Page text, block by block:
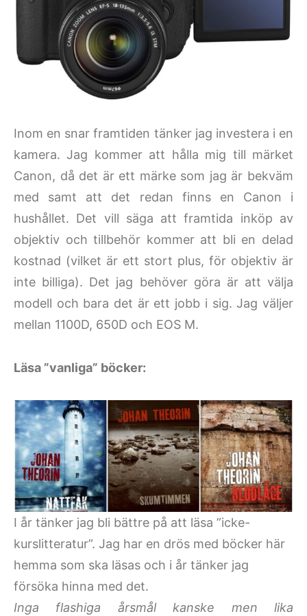
Inom en snar framtiden tänker jag investera i en
kamera. Jag kommer att hålla mig till märket
Canon, då det är ett märke som jag är bekväm
med samt att det redan finns en Canon i
hushållet. Det vill säga att framtida inköp av
objektiv och tillbehör kommer att bli en delad
kostnad (vilket är ett stort plus, för objektiv är
inte billiga). Det jag behöver göra är att välja
modell och bara det är ett jobb i sig. Jag väljer
mellan 1100D, 650D och EOS M.
Läsa ”vanliga” böcker:
I år tänker jag bli bättre på att läsa ”icke-
kurslitteratur”. Jag har en drös med böcker här
hemma som ska läsas och i år tänker jag
försöka hinna med det.
Inga flashiga årsmål kanske men lika